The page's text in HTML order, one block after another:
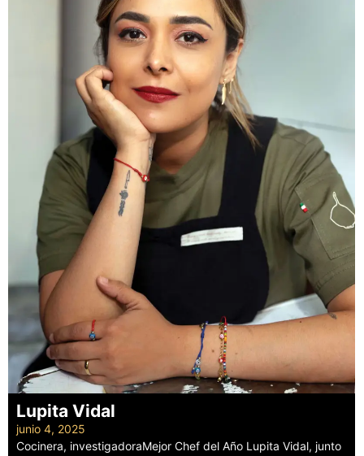
Lupita Vidal
junio 4, 2025
Cocinera, investigadoraMejor Chef del Año Lupita Vidal, junto